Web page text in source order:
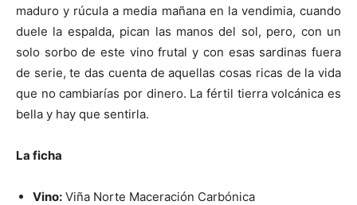
maduro y rúcula a media mañana en la vendimia, cuando
duele la espalda, pican las manos del sol, pero, con un
solo sorbo de este vino frutal y con esas sardinas fuera
de serie, te das cuenta de aquellas cosas ricas de la vida
que no cambiarías por dinero. La fértil tierra volcánica es
bella y hay que sentirla.
La ficha
Vino: Viña Norte Maceración Carbónica